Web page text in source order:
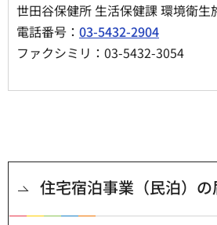
世田谷保健所 生活保健課 環境衛生
電話番号： 03-5432-2904
ファクシミリ：03-5432-3054
住宅宿泊事業（民泊）の